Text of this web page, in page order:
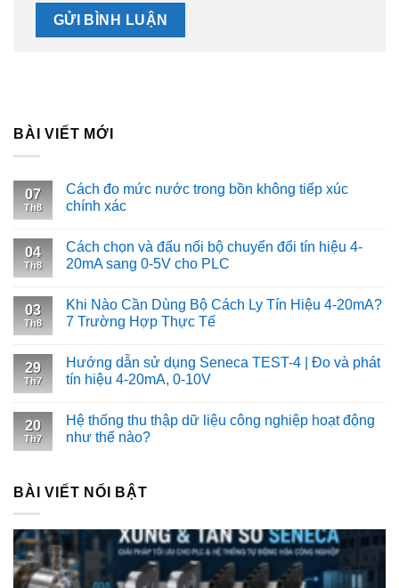
BÀI VIẾT MỚI
07
Th8
Cách đo mức nước trong bồn không tiếp xúc
chính xác
04
Th8
Cách chọn và đấu nối bộ chuyển đổi tín hiệu 4-
20mA sang 0-5V cho PLC
03
Th8
Khi Nào Cần Dùng Bộ Cách Ly Tín Hiệu 4-20mA?
7 Trường Hợp Thực Tế
29
Th7
Hướng dẫn sử dụng Seneca TEST-4 | Đo và phát
tín hiệu 4-20mA, 0-10V
20
Th7
Hệ thống thu thập dữ liệu công nghiệp hoạt động
như thế nào?
BÀI VIẾT NỔI BẬT